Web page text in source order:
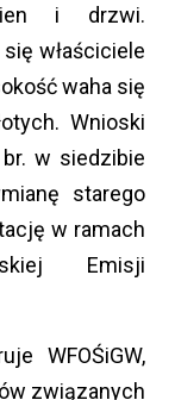
i drzwi.
właściciele
waha się
Wnioski
w siedzibie
starego
w ramach
Emisji
WFOŚiGW,
związanych